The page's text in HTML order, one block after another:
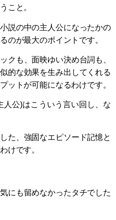
こと。
説の中の主人公になったかの
のが最大のポイントです。
クも、面映ゆい決め台詞も、
的な効果を生み出してくれる
ットが可能になるわけです。
人公)はこういう言い回し、な
た、強固なエピソード記憶と
けです。
にも留めなかったタチでした